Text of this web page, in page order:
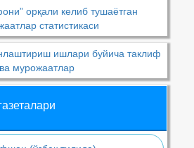
орқали келиб тушаётган
статистикаси
ишлари буйича таклиф
ва мурожаатлар